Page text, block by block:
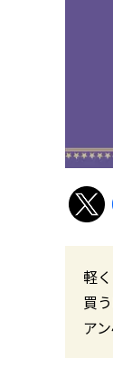
軽
買
ア